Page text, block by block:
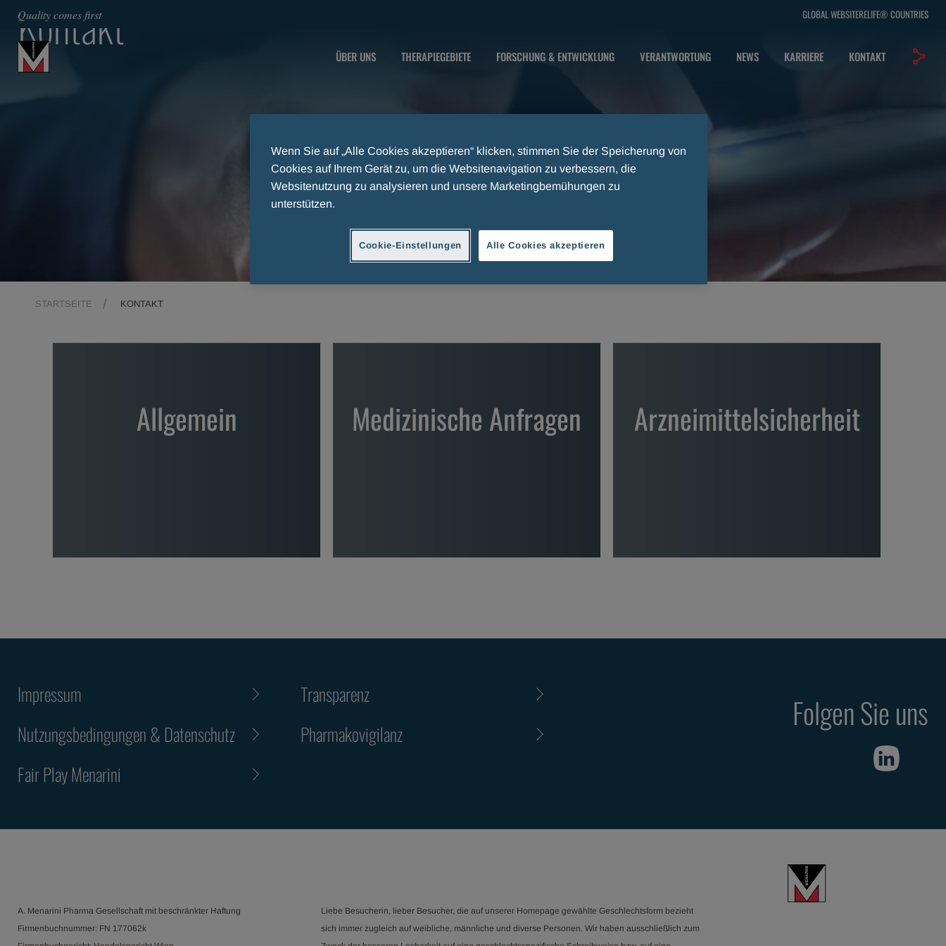
Quality comes first GLOBAL WEBSITERELIFE® COUNTRIES
ÜBER UNS THERAPIEGEBIETE FORSCHUNG & ENTWICKLUNG VERANTWORTUNG NEWS KARRIERE KONTAKT
Kontakt
STARTSEITE KONTAKT
Allgemein Medizinische Anfragen Arzneimittelsicherheit
Impressum
Nutzungsbedingungen & Datenschutz
Fair Play Menarini
Transparenz
Pharmakovigilanz
Folgen Sie uns
A. Menarini Pharma Gesellschaft mit beschränkter Haftung
Firmenbuchnummer: FN 177062k
Liebe Besucherin, lieber Besucher, die auf unserer Homepage gewählte Geschlechtsform bezieht
sich immer zugleich auf weibliche, männliche und diverse Personen. Wir haben ausschließlich zum
Wenn Sie auf „Alle Cookies akzeptieren“ klicken, stimmen Sie der Speicherung von
Cookies auf Ihrem Gerät zu, um die Websitenavigation zu verbessern, die
Websitenutzung zu analysieren und unsere Marketingbemühungen zu
unterstützen.
Cookie-Einstellungen Alle Cookies akzeptieren